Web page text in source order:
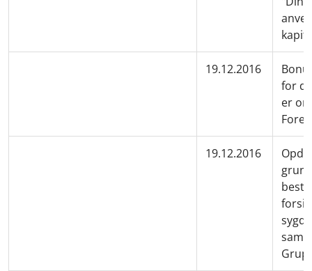
19.12.2016
for
er
19.12.2016